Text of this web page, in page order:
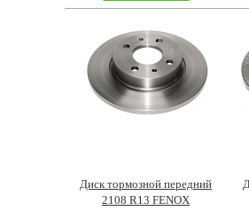
Диск тормозной передний
2108 R13 FENOX